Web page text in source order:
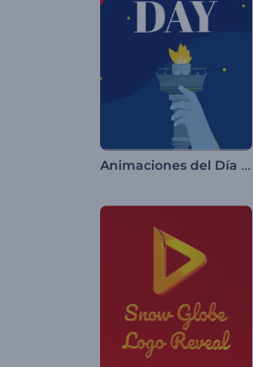
Animaciones del Día de la Independencia de EE. UU.